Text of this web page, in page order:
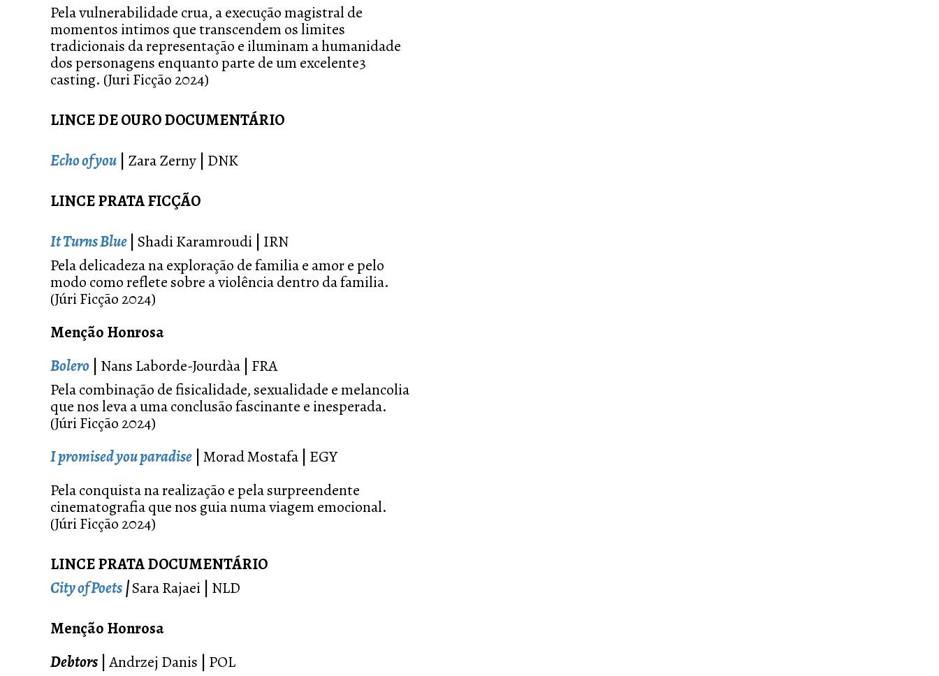
Pela vulnerabilidade crua, a execução magistral de
momentos intimos que transcendem os limites
tradicionais da representação e iluminam a humanidade
dos personagens enquanto parte de um excelente3
casting. (Juri Ficção 2024)
LINCE DE OURO DOCUMENTÁRIO
Echo of you Zara Zerny DNK
LINCE PRATA FICÇÃO
It Turns Blue Shadi Karamroudi IRN
Pela delicadeza na exploração de familia e amor e pelo
modo como reflete sobre a violência dentro da familia.
(Júri Ficção 2024)
Menção Honrosa
Bolero Nans Laborde-Jourdàa FRA
Pela combinação de fisicalidade, sexualidade e melancolia
que nos leva a uma conclusão fascinante e inesperada.
(Júri Ficção 2024)
I promised you paradise Morad Mostafa EGY
Pela conquista na realização e pela surpreendente
cinematografia que nos guia numa viagem emocional.
(Júri Ficção 2024)
LINCE PRATA DOCUMENTÁRIO
City of Poets|Sara Rajaei NLD
Menção Honrosa
Debtors Andrzej Danis POL